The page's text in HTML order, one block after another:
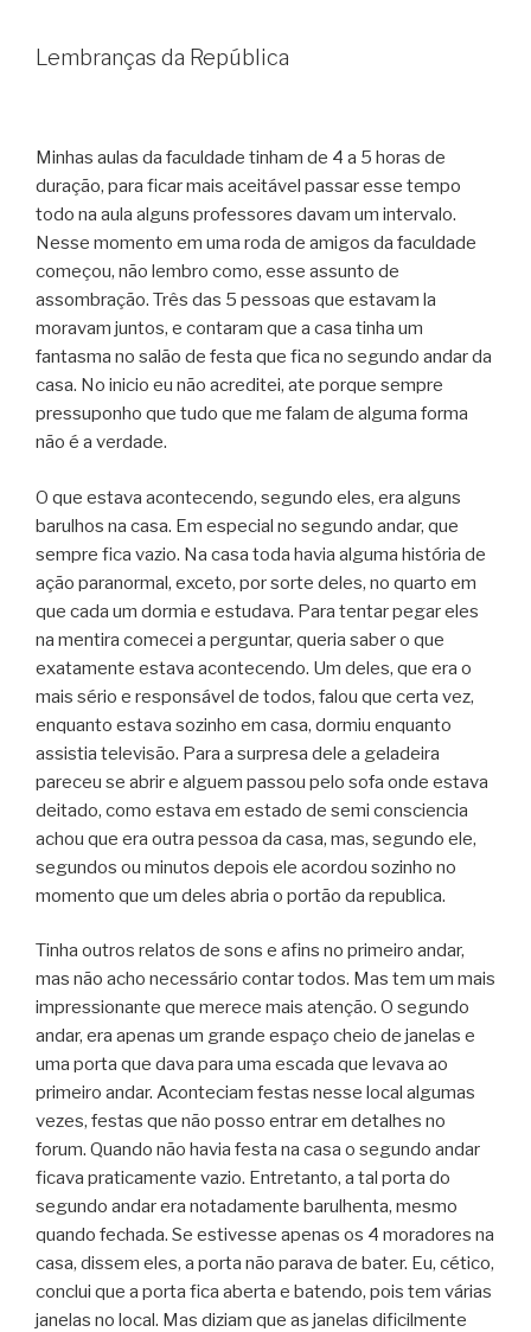
Lembranças da República
Minhas aulas da faculdade tinham de 4 a 5 horas de
duração, para ficar mais aceitável passar esse tempo
todo na aula alguns professores davam um intervalo.
Nesse momento em uma roda de amigos da faculdade
começou, não lembro como, esse assunto de
assombração. Três das 5 pessoas que estavam la
moravam juntos, e contaram que a casa tinha um
fantasma no salão de festa que fica no segundo andar da
casa. No inicio eu não acreditei, ate porque sempre
pressuponho que tudo que me falam de alguma forma
não é a verdade.
O que estava acontecendo, segundo eles, era alguns
barulhos na casa. Em especial no segundo andar, que
sempre fica vazio. Na casa toda havia alguma história de
ação paranormal, exceto, por sorte deles, no quarto em
que cada um dormia e estudava. Para tentar pegar eles
na mentira comecei a perguntar, queria saber o que
exatamente estava acontecendo. Um deles, que era o
mais sério e responsável de todos, falou que certa vez,
enquanto estava sozinho em casa, dormiu enquanto
assistia televisão. Para a surpresa dele a geladeira
pareceu se abrir e alguem passou pelo sofa onde estava
deitado, como estava em estado de semi consciencia
achou que era outra pessoa da casa, mas, segundo ele,
segundos ou minutos depois ele acordou sozinho no
momento que um deles abria o portão da republica.
Tinha outros relatos de sons e afins no primeiro andar,
mas não acho necessário contar todos. Mas tem um mais
impressionante que merece mais atenção. O segundo
andar, era apenas um grande espaço cheio de janelas e
uma porta que dava para uma escada que levava ao
primeiro andar. Aconteciam festas nesse local algumas
vezes, festas que não posso entrar em detalhes no
forum. Quando não havia festa na casa o segundo andar
ficava praticamente vazio. Entretanto, a tal porta do
segundo andar era notadamente barulhenta, mesmo
quando fechada. Se estivesse apenas os 4 moradores na
casa, dissem eles, a porta não parava de bater. Eu, cético,
conclui que a porta fica aberta e batendo, pois tem várias
janelas no local. Mas diziam que as janelas dificilmente